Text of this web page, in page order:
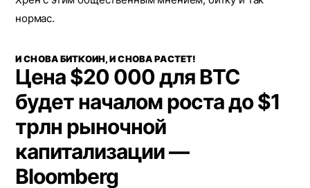
нормас.
И СНОВА БИТКОИН, И СНОВА РАСТЕТ!
Цена $20 000 для BTC
будет началом роста до $1
трлн рыночной
капитализации —
Bloomberg